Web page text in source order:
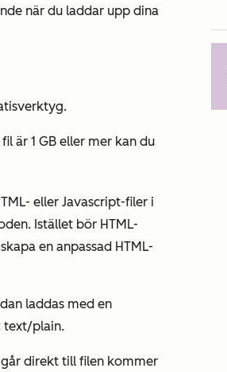
när du laddar upp dina
är 1 GB eller mer kan du
eller Javascript-filer i
Istället bör HTML-
en anpassad HTML-
laddas med en
text/plain.
direkt till filen kommer